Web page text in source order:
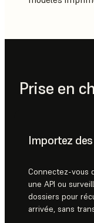
Prise en
Importez
Connectez-vous
une API ou
dossiers pour
arrivée, sans